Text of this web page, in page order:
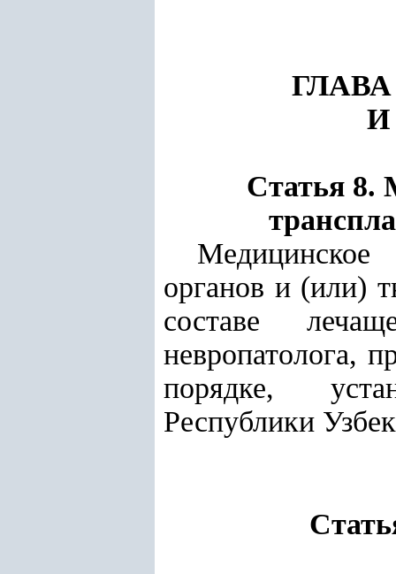
И
Статья 8.
Медицинское
органов и (или)
составе
невропатолога,
порядке,
Республики